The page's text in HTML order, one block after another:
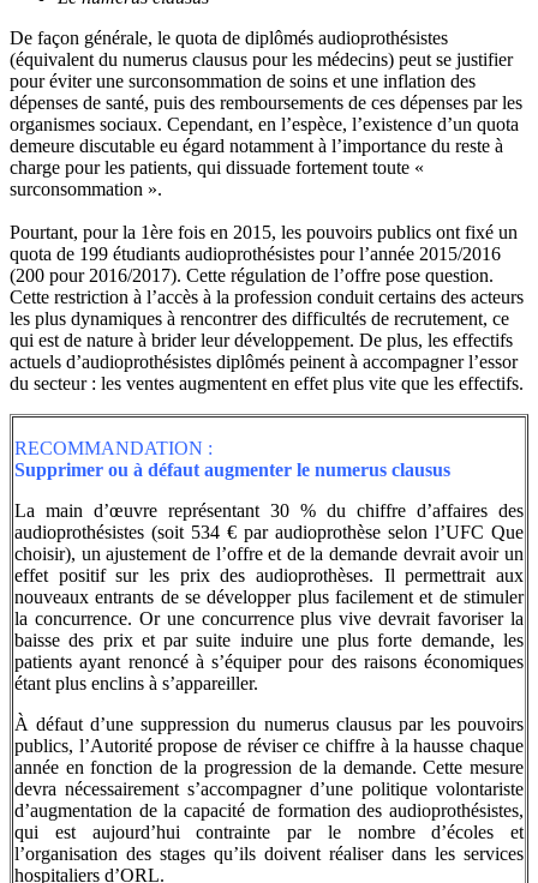
De façon générale, le quota de diplômés audioprothésistes
(équivalent du numerus clausus pour les médecins) peut se justifier
pour éviter une surconsommation de soins et une inflation des
dépenses de santé, puis des remboursements de ces dépenses par les
organismes sociaux. Cependant, en l’espèce, l’existence d’un quota
demeure discutable eu égard notamment à l’importance du reste à
charge pour les patients, qui dissuade fortement toute «
surconsommation ».
Pourtant, pour la 1ère fois en 2015, les pouvoirs publics ont fixé un
quota de 199 étudiants audioprothésistes pour l’année 2015/2016
(200 pour 2016/2017). Cette régulation de l’offre pose question.
Cette restriction à l’accès à la profession conduit certains des acteurs
les plus dynamiques à rencontrer des difficultés de recrutement, ce
qui est de nature à brider leur développement. De plus, les effectifs
actuels d’audioprothésistes diplômés peinent à accompagner l’essor
du secteur : les ventes augmentent en effet plus vite que les effectifs.
RECOMMANDATION :
Supprimer ou à défaut augmenter le numerus clausus
La main d’œuvre représentant 30 % du chiffre d’affaires des
audioprothésistes (soit 534 € par audioprothèse selon l’UFC Que
choisir), un ajustement de l’offre et de la demande devrait avoir un
effet positif sur les prix des audioprothèses. Il permettrait aux
nouveaux entrants de se développer plus facilement et de stimuler
la concurrence. Or une concurrence plus vive devrait favoriser la
baisse des prix et par suite induire une plus forte demande, les
patients ayant renoncé à s’équiper pour des raisons économiques
étant plus enclins à s’appareiller.
À défaut d’une suppression du numerus clausus par les pouvoirs
publics, l’Autorité propose de réviser ce chiffre à la hausse chaque
année en fonction de la progression de la demande. Cette mesure
devra nécessairement s’accompagner d’une politique volontariste
d’augmentation de la capacité de formation des audioprothésistes,
qui est aujourd’hui contrainte par le nombre d’écoles et
l’organisation des stages qu’ils doivent réaliser dans les services
hospitaliers d’ORL.